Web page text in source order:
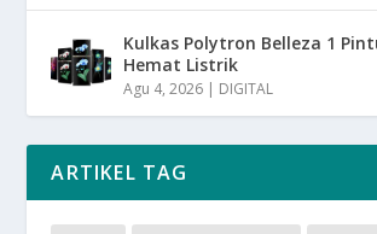
Kulkas Polytron Belleza 1
Hemat Listrik
Agu 4, 2026 | DIGITAL
ARTIKEL TAG